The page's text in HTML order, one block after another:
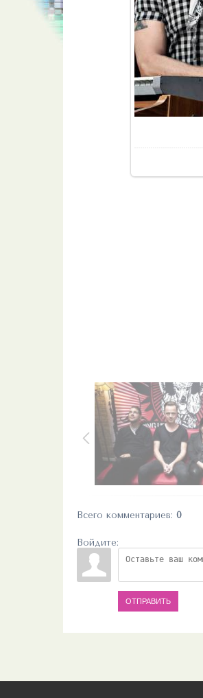
Всего комментариев: 0
Войдите:
ОТПРАВИТЬ